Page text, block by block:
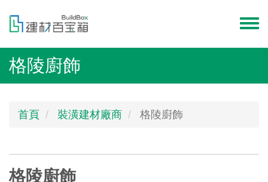
內
menu
格陵廚飾
首頁 裝潢建材廠商 格陵廚飾
格陵廚飾